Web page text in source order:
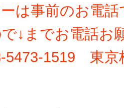
は事前のお電
↓までお電話お
5473-1519 東京